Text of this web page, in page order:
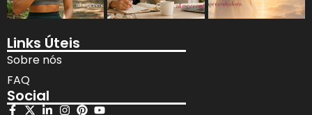
Links Úteis
Sobre nós
FAQ
Social